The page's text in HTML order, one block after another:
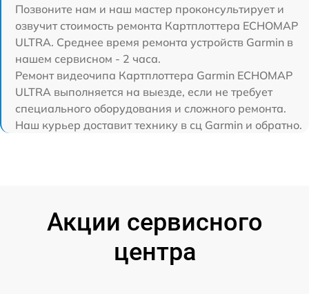
Позвоните нам и наш мастер проконсультирует и
озвучит стоимость ремонта Картплоттера ECHOMAP
ULTRA. Среднее время ремонта устройств Garmin в
нашем сервисном - 2 часа.
Ремонт видеочипа Картплоттера Garmin ECHOMAP
ULTRA выполняется на выезде, если не требует
специального оборудования и сложного ремонта.
Наш курьер доставит технику в сц Garmin и обратно.
Акции сервисного
центра